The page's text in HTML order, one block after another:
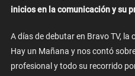
inicios en la comunicación y su
A días de debutar en Bravo TV,
Hay un Mañana y nos contó
profesional y todo su recorrido